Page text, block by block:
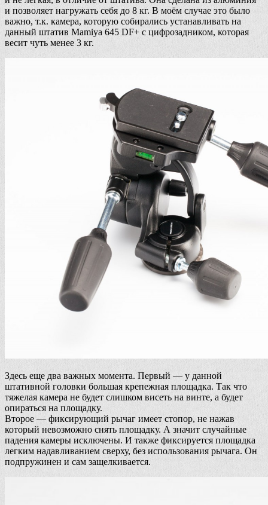
и позволяет нагружать себя до 8 кг. В моём случае это было
важно, т.к. камера, которую собирались устанавливать на
данный штатив Mamiya 645 DF+ с цифрозадником, которая
весит чуть менее 3 кг.
Здесь еще два важных момента. Первый — у данной
штативной головки большая крепежная площадка. Так что
тяжелая камера не будет слишком висеть на винте, а будет
опираться на площадку.
Второе — фиксирующий рычаг имеет стопор, не нажав
который невозможно снять площадку. А значит случайные
падения камеры исключены. И также фиксируется площадка
легким надавливанием сверху, без использования рычага. Он
подпружинен и сам защелкивается.